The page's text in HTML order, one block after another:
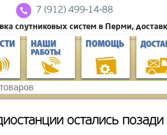
7 (912) 499-14-88
спутниковых систем в Перми,
НАШИ
РАБОТЫ
ПОМОЩЬ
остались